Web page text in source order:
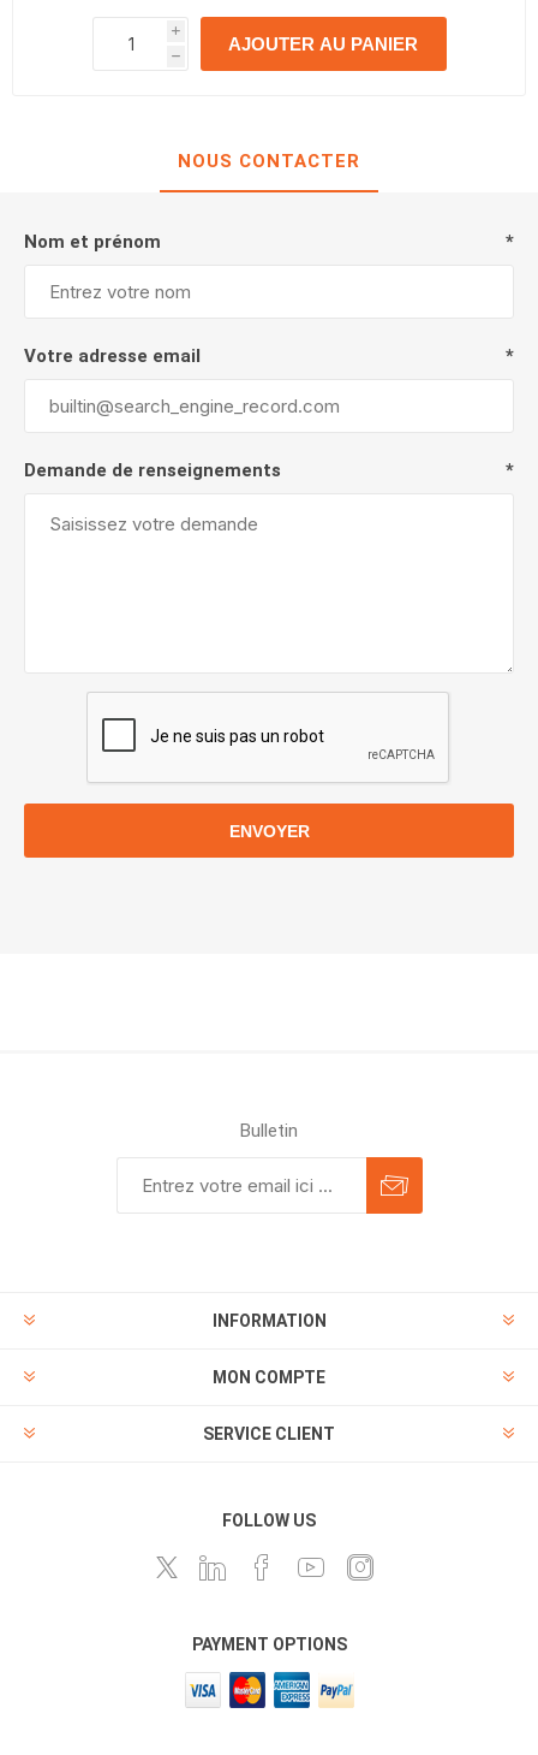
i
h
h
AJOUTER AU PANIER
NOUS CONTACTER
Nom et prénom *
Votre adresse email *
Demande de renseignements *
ENVOYER
Bulletin
INFORMATION
MON COMPTE
SERVICE CLIENT
FOLLOW US
PAYMENT OPTIONS